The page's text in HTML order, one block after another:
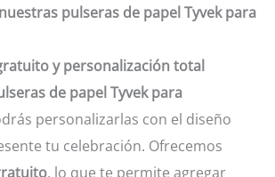
pulseras de papel Tyvek para
y personalización total
de papel Tyvek para
personalizarlas con el diseño
tu celebración. Ofrecemos
, lo que te permite agregar